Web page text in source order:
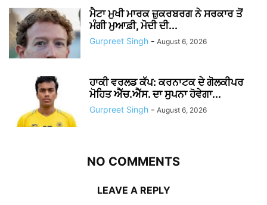
ਮੈਟਾ ਮੁਖੀ ਮਾਰਕ ਜ਼ੁਕਰਬਰਗ ਨੇ ਸਰਕਾਰ ਤੋਂ
ਮੰਗੀ ਮੁਆਫ਼ੀ, ਮੋਦੀ ਦੀ...
Gurpreet Singh - August 6, 2026
ਹਾਕੀ ਵਰਲਡ ਕੱਪ: ਕਰਨਾਟਕ ਦੇ ਗੋਲਕੀਪਰ
ਮੋਹਿਤ ਐੱਚ.ਐੱਸ. ਦਾ ਸੁਪਨਾ ਹੋਵੇਗਾ...
Gurpreet Singh - August 6, 2026
NO COMMENTS
LEAVE A REPLY